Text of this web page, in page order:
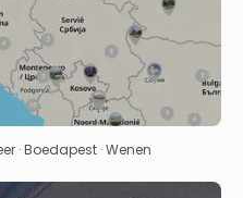
· Boedapest · Wenen